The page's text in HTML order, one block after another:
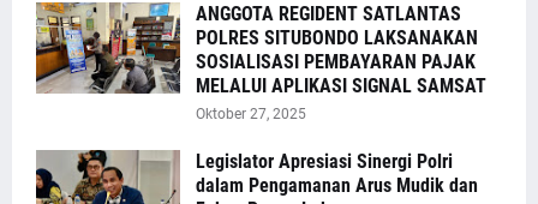
ANGGOTA REGIDENT SATLANTAS
POLRES SITUBONDO LAKSANAKAN
SOSIALISASI PEMBAYARAN PAJAK
MELALUI APLIKASI SIGNAL SAMSAT
Oktober 27, 2025
Legislator Apresiasi Sinergi Polri
dalam Pengamanan Arus Mudik dan